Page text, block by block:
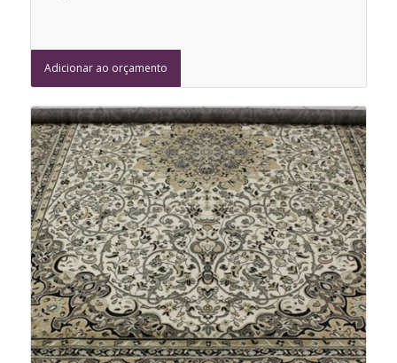
Adicionar ao orçamento